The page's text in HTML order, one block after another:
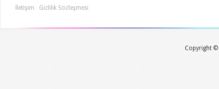
İletişim Gizlilik Sözleşmesi
Copyright ©